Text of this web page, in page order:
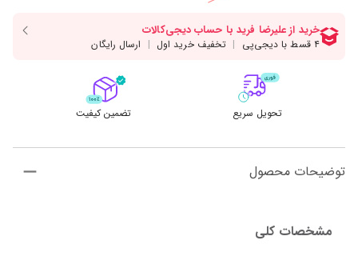
تحویل سریع تضمین کیفیت
توضیحات محصول
مشخصات کلی